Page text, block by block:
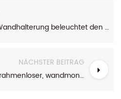
rahmenlose LED-Wandhalterung beleuchtet den Badezimmer-Kosmetikspiegel
NÄCHSTER BEITRAG
Moderner quadratischer, rahmenloser, wandmontierter LED-beleuchteter Badezimmerspiegel